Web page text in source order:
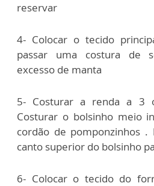
reservar
4- Colocar o tecido
passar uma costura de
excesso de manta
5- Costurar a renda a 3
Costurar o bolsinho meio
cordão de pomponzinhos
canto superior do bolsinho
6- Colocar o tecido do